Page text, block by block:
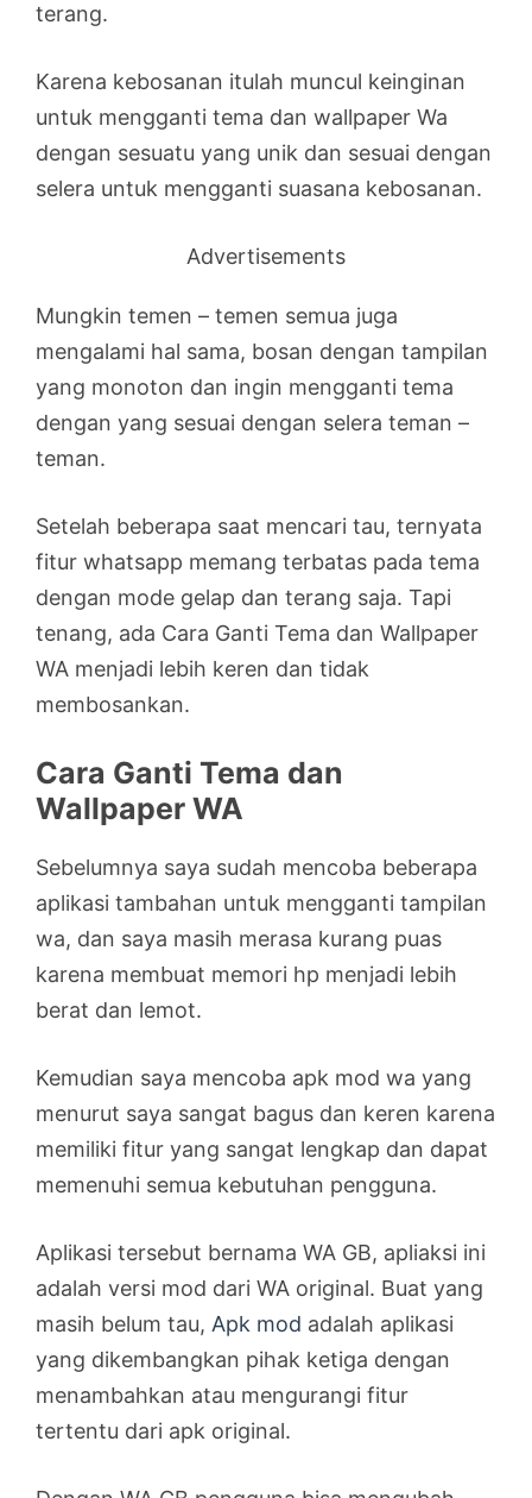
terang.
Karena kebosanan itulah muncul keinginan
untuk mengganti tema dan wallpaper Wa
dengan sesuatu yang unik dan sesuai dengan
selera untuk mengganti suasana kebosanan.
Advertisements
Mungkin temen – temen semua juga
mengalami hal sama, bosan dengan tampilan
yang monoton dan ingin mengganti tema
dengan yang sesuai dengan selera teman –
teman.
Setelah beberapa saat mencari tau, ternyata
fitur whatsapp memang terbatas pada tema
dengan mode gelap dan terang saja. Tapi
tenang, ada Cara Ganti Tema dan Wallpaper
WA menjadi lebih keren dan tidak
membosankan.
Cara Ganti Tema dan
Wallpaper WA
Sebelumnya saya sudah mencoba beberapa
aplikasi tambahan untuk mengganti tampilan
wa, dan saya masih merasa kurang puas
karena membuat memori hp menjadi lebih
berat dan lemot.
Kemudian saya mencoba apk mod wa yang
menurut saya sangat bagus dan keren karena
memiliki fitur yang sangat lengkap dan dapat
memenuhi semua kebutuhan pengguna.
Aplikasi tersebut bernama WA GB, apliaksi ini
adalah versi mod dari WA original. Buat yang
masih belum tau, Apk mod adalah aplikasi
yang dikembangkan pihak ketiga dengan
menambahkan atau mengurangi fitur
tertentu dari apk original.